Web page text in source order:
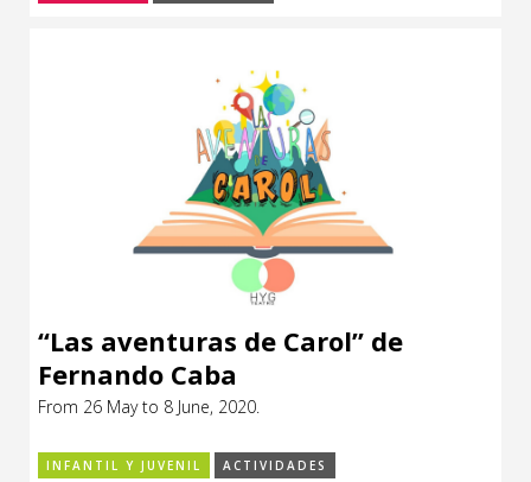
“Las aventuras de Carol” de
Fernando Caba
From 26 May to 8 June, 2020.
INFANTIL Y JUVENIL ACTIVIDADES